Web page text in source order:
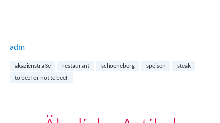
adm
akazienstraße restaurant schoeneberg speisen
steak
to beef or not to beef